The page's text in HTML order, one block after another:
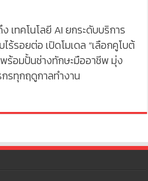
เทคโนโลยี AI ยกระดับบริการ
ร้รอยต่อ เปิดโมเดล “เลือกคูโบต้
พร้อมปั้นช่างทักษะมืออาชีพ มุ่ง
รทุกฤดูกาลทำงาน